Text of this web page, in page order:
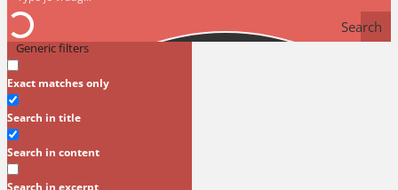
Search
Generic filters
Exact matches only
Search in title
Search in content
Search in excerpt